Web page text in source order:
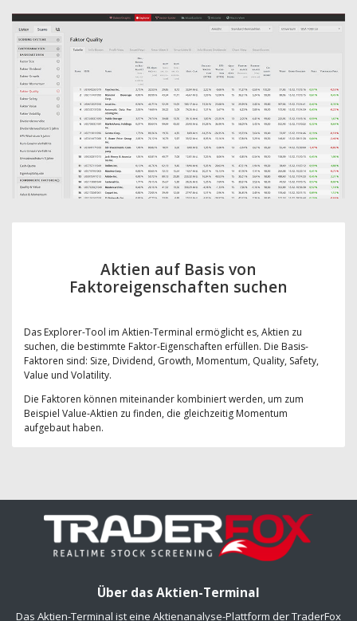
Aktien auf Basis von
Faktoreigenschaften suchen
Das Explorer-Tool im Aktien-Terminal ermöglicht es, Aktien zu
suchen, die bestimmte Faktor-Eigenschaften erfüllen. Die Basis-
Faktoren sind: Size, Dividend, Growth, Momentum, Quality, Safety,
Value und Volatility.
Die Faktoren können miteinander kombiniert werden, um zum
Beispiel Value-Aktien zu finden, die gleichzeitig Momentum
aufgebaut haben.
Über das Aktien-Terminal
Das Aktien-Terminal ist eine Aktienanalyse-Plattform der TraderFox